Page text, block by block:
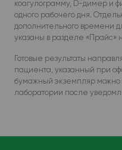
коагулограмму, D-димер и
одного рабочего дня.
дополнительного времени
указаны в разделе «Прайс»
Готовые результаты
пациента, указанный при
бумажный экземпляр можно
лаборатории после